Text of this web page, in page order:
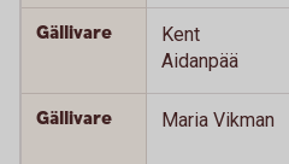
Gällivare
Kent
Aidanpää
Gällivare Maria Vikman